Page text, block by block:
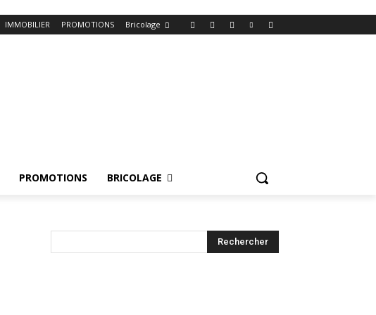
IMMOBILIER PROMOTIONS Bricolage
PROMOTIONS BRICOLAGE
Rechercher